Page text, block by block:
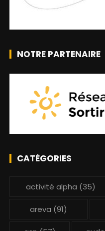
NOTRE PARTENAIRE
CATÉGORIES
activité alpha (35)
areva (91)